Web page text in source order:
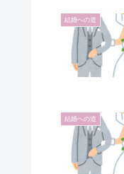
結婚への道
結婚への道